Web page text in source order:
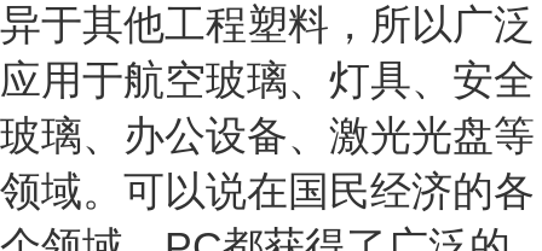
异于其他工程塑料，所以广泛
应用于航空玻璃、灯具、安全
玻璃、办公设备、激光光盘等
领域。可以说在国民经济的各